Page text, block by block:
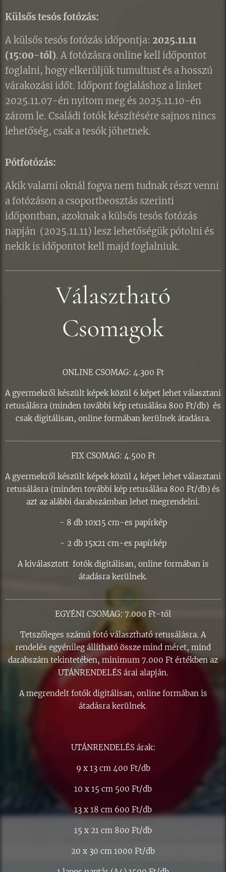
Külsős tesós fotózás:
A külsős tesós fotózás időpontja: 2025.11.11
(15:00-tól). A fotózásra online kell időpontot
foglalni, hogy elkerüljük tumultust és a hosszú
várakozási időt. Időpont foglaláshoz a linket
2025.11.07-én nyitom meg és 2025.11.10-én
zárom le. Családi fotók készítésére sajnos nincs
lehetőség, csak a tesók jöhetnek.
Pótfotózás:
Akik valami oknál fogva nem tudnak részt venni
a fotózáson a csoportbeosztás szerinti
időpontban, azoknak a külsős tesós fotózás
napján (2025.11.11) lesz lehetőségük pótolni és
nekik is időpontot kell majd foglalniuk.
Választható
Csomagok
ONLINE CSOMAG: 4.300 Ft
A gyermekről készült képek közül 6 képet lehet választani
retusálásra (minden további kép retusálása 800 Ft/db) és
csak digitálisan, online formában kerülnek átadásra.
FIX CSOMAG: 4.500 Ft
A gyermekről készült képek közül 4 képet lehet választani
retusálásra (minden további kép retusálása 800 Ft/db) és
azt az alábbi darabszámban lehet megrendelni.
- 8 db 10x15 cm-es papírkép
- 2 db 15x21 cm-es papírkép
A kiválasztott fotók digitálisan, online formában is
átadásra kerülnek.
EGYÉNI CSOMAG: 7.000 Ft-tól
Tetszőleges számú fotó választható retusálásra. A
rendelés egyénileg állítható össze mind méret, mind
darabszám tekintetében, minimum 7.000 Ft értékben az
UTÁNRENDELÉS árai alapján.
A megrendelt fotók digitálisan, online formában is
átadásra kerülnek.
UTÁNRENDELÉS árak:
9 x 13 cm 400 Ft/db
10 x 15 cm 500 Ft/db
13 x 18 cm 600 Ft/db
15 x 21 cm 800 Ft/db
20 x 30 cm 1000 Ft/db